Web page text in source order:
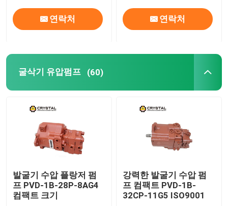
굴삭기 스윙 모터
진행 저하율 기어
사이클로이드 유압 모터
스키드 스티어 유압 모터
연락처 연락처
굴삭기 유압펌프 (60)
발굴기 수압 플랑저 펌
프 PVD-1B-28P-8AG4
컴팩트 크기
강력한 발굴기 수압 펌
프 컴팩트 PVD-1B-
32CP-11G5 ISO9001